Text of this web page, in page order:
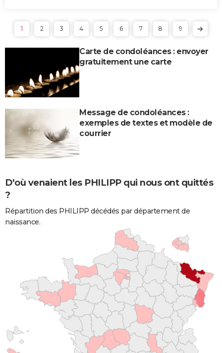
1 2 3 4 5 6 7 8 9
Carte de condoléances : envoyer
gratuitement une carte
Message de condoléances :
exemples de textes et modèle de
courrier
D'où venaient les PHILIPP qui nous ont quittés
?
Répartition des PHILIPP décédés par département de
naissance.